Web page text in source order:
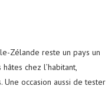
Zélande reste un pays un
chez l’habitant,
occasion aussi de tester